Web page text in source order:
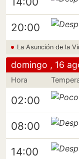
20:00
La Asunción de la
domingo , 16
Hora
02:00
08:00
14:00